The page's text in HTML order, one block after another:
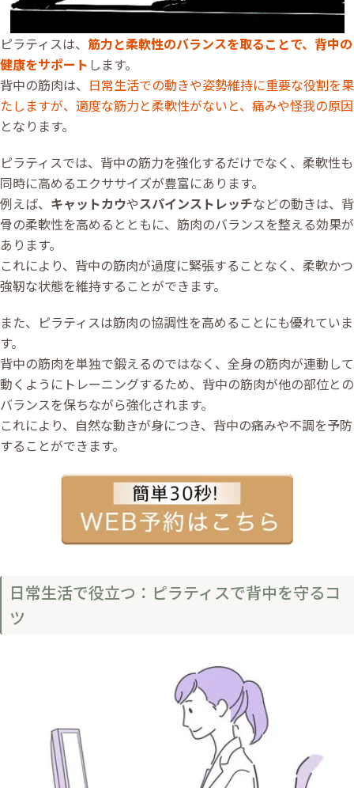
ピラティスは、 筋力と柔軟性のバランスを取ることで、背中の
健康をサポート します。
背中の筋肉は、 日常生活での動きや姿勢維持に重要な役割を果
たしますが、適度な筋力と柔軟性がないと、痛みや怪我の原因
となります。
ピラティスでは、背中の筋力を強化するだけでなく、柔軟性も
同時に高めるエクササイズが豊富にあります。
例えば、 キャットカウやスパインストレッチなどの動きは、背
骨の柔軟性を高めるとともに、筋肉のバランスを整える効果が
あります。
これにより、背中の筋肉が過度に緊張することなく、柔軟かつ
強靭な状態を維持することができます。
また、ピラティスは筋肉の協調性を高めることにも優れていま
す。
背中の筋肉を単独で鍛えるのではなく、全身の筋肉が連動して
動くようにトレーニングするため、背中の筋肉が他の部位との
バランスを保ちながら強化されます。
これにより、自然な動きが身につき、背中の痛みや不調を予防
することができます。
日常生活で役立つ：ピラティスで背中を守るコ
ツ